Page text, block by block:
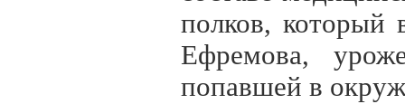
полков, который
Ефремова,
попавшей в